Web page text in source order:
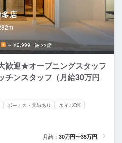
店
～￥2,999 33席
歓迎★オープニングスタッフ
チンスタッフ（月給30万円
ボーナス・賞与あり
ネイルOK
月給： 30万円〜35万円